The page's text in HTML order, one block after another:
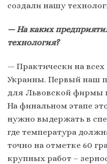
создали нашу
— На каких
технология?
— Практически на
Украины. Первый наш
для Львовской фирмы
На финальном этапе
нужно выдержать в
где температура
точно на отметке 60
крупных работ –